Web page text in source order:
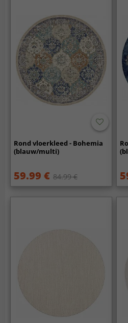
Rond vloerkleed - Bohemia
(blauw/multi)
59.99 € 84.99 €